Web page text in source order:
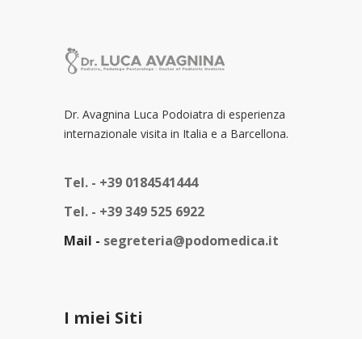
Dr. Avagnina Luca Podoiatra di esperienza
internazionale visita in Italia e a Barcellona.
Tel. - +39 0184541444
Tel. - +39 349 525 6922
Mail - segreteria@podomedica.it
I miei Siti